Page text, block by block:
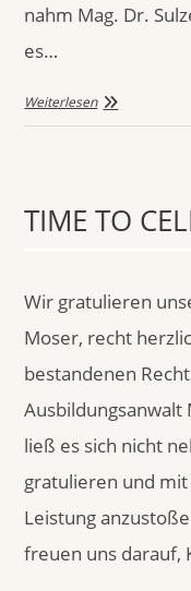
nahm Mag. Dr.
es…
Weiterlesen
TIME TO
Wir gratulieren
Moser, recht
bestandenen
Ausbildungsanwalt
ließ es sich nicht
gratulieren und
Leistung
freuen uns darauf,